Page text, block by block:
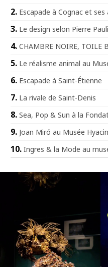
Escapade à Cognac et
Le design selon Pierre
CHAMBRE NOIRE, TOILE
Le réalisme animal au
Escapade à Saint-Étienne
La rivale de Saint-Denis
Sea, Pop & Sun à la
Joan Miró au Musée
Ingres & la Mode au